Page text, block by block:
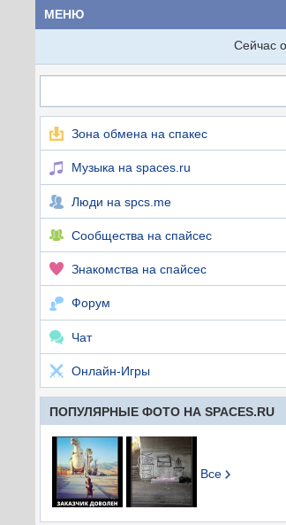
МЕНЮ
Сейчас
Зона обмена на спакес
Музыка на spaces.ru
Люди на spcs.me
Сообщества на спайсес
Знакомства на спайсес
Форум
Чат
Онлайн-Игры
ПОПУЛЯРНЫЕ ФОТО НА SPACES.RU
Все